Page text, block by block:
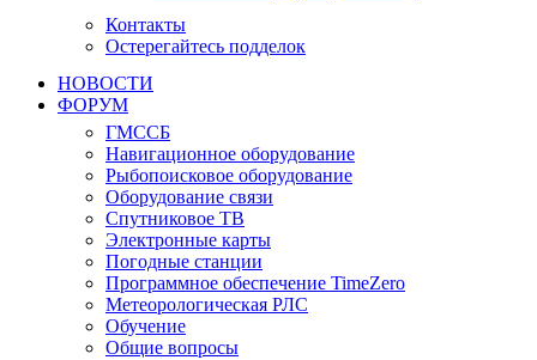
Контакты
Остерегайтесь подделок
НОВОСТИ
ФОРУМ
ГМССБ
Навигационное оборудование
Рыбопоисковое оборудование
Оборудование связи
Спутниковое ТВ
Электронные карты
Погодные станции
Программное обеспечение TimeZero
Метеорологическая РЛС
Обучение
Общие вопросы